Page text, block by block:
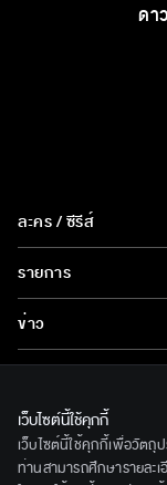
ดา
ละคร / ซีรีส์
ซีรีส์นานาชาติ
การ์ตูน & เกม
รายการ
ข่าว
ข่าวประชาสัมพันธ์
ทีวีออนไลน์
เกี่ยวกับเรา
BEC World
ติดตามเราได้ที่
เว็บไซต์นี้ใช้คุกกี้
เว็บไซต์นี้ใช้คุกกี้เพื่อวัตถุ
ท่านสามารถศึกษารายละ